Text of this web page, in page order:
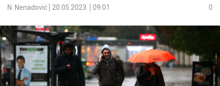
N. Nenadović
20.05.2023. 09:01 0